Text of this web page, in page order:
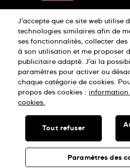
Déclaration de
Déclaration
Conditions d'utilisation
SWISS
© SWATCH AG 2026, ALL RIGHTS
J’accepte que ce site web utilise
technologies similaires afin de
ses fonctionnalités, collecter
à son utilisation et me proposer
publicitaire adapté. J’ai la
paramètres pour activer ou
chaque catégorie de cookies.
propos des cookies : information
cookies.
Paramètres des
Tout refuser